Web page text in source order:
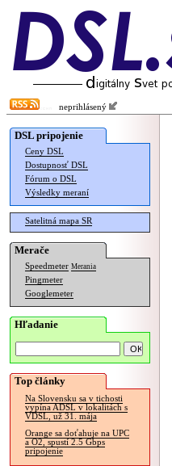
neprihlásený
DSL pripojenie
Ceny DSL
Dostupnosť DSL
Fórum o DSL
Výsledky meraní
Satelitná mapa SR
Merače
Speedmeter Merania
Pingmeter
Googlemeter
Hľadanie
Top články
Na Slovensku sa v tichosti
vypína ADSL v lokalitách s
VDSL, už 31. mája
Orange sa doťahuje na UPC
a O2, spustí 2.5 Gbps
pripojenie